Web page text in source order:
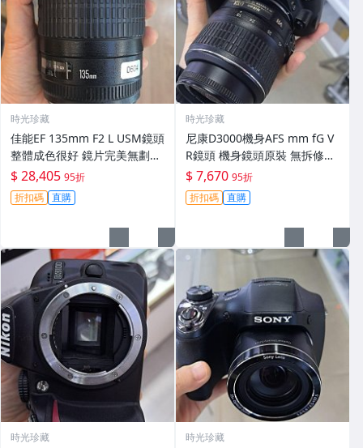
時光珍藏
佳能EF 135mm F2 L USM鏡頭
整體成色很好 鏡片完美無劃痕
功能一切正常 無拆修無-3430
$ 28,405 95折
折扣碼 直購
時光珍藏
尼康D3000機身AFS mm fG V
R鏡頭 機身鏡頭原裝 無拆修無
翻新 有輕微使用痕跡 鏡頭-34
30
$ 7,670 95折
折扣碼 直購
時光珍藏 時光珍藏